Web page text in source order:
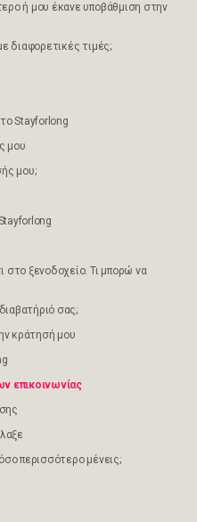
ή μου έκανε υποβάθμιση στην
διαφορετικές τιμές;
Stayforlong
μου
μου;
στο ξενοδοχείο. Τι μπορώ να
σας;
κράτησή μου
επικοινωνίας
περισσότερο μένεις;